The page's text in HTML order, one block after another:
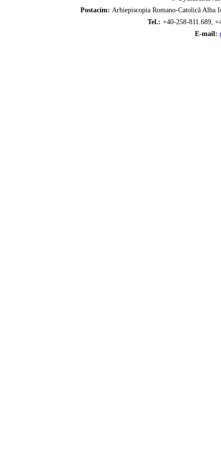
Postacím: Arhiepiscopia Romano-Catolică
Tel.: +40-258-811.689,
E-mail: